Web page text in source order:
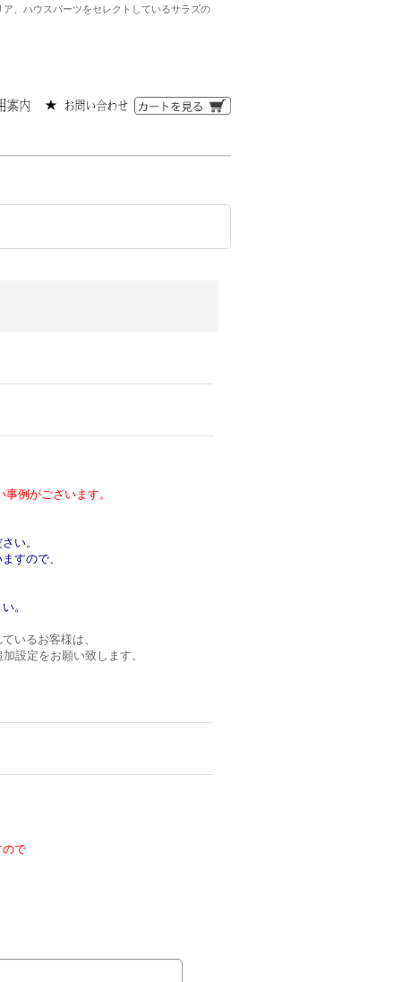
、ハウスパーツをセレクトしているサラズの
例がございます。
い。
すので、
。
いるお客様は、
設定をお願い致します。
ので